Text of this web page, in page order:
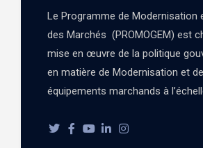
Le Programme de Modernisation
des Marchés (PROMOGEM) est
mise en œuvre de la politique
en matière de Modernisation et
équipements marchands à